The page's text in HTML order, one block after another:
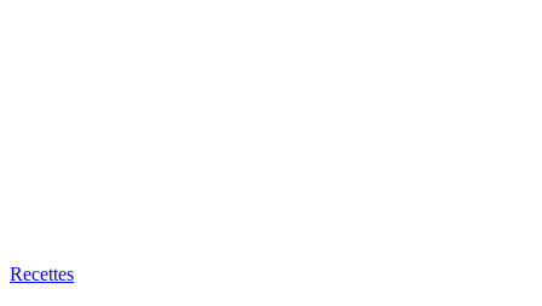
Recettes